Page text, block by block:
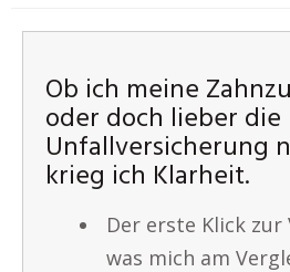
Ob ich meine
oder doch lieber die
Unfallversicherung
krieg ich Klarheit.
Der erste Klick zur
was mich am